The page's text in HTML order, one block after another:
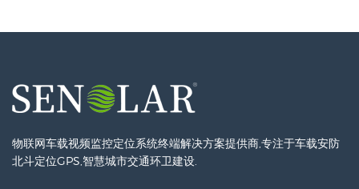
物联网车载视频监控定位系统终端解决方案提供商,专注于车载安防
北斗定位GPS,智慧城市交通环卫建设.